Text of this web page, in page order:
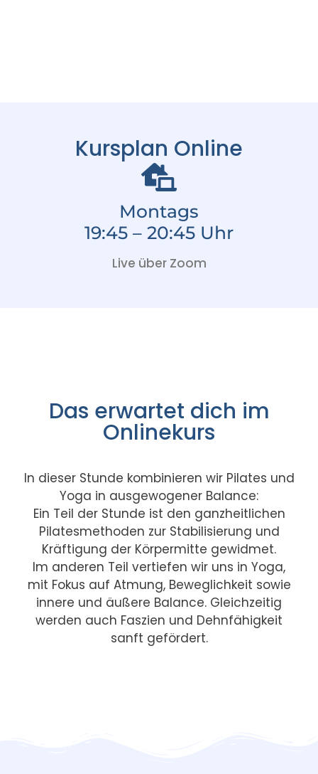
Kursplan Online
Montags
19:45 – 20:45 Uhr
Live über Zoom
Das erwartet dich im
Onlinekurs
In dieser Stunde kombinieren wir Pilates und
Yoga in ausgewogener Balance:
Ein Teil der Stunde ist den ganzheitlichen
Pilatesmethoden zur Stabilisierung und
Kräftigung der Körpermitte gewidmet.
Im anderen Teil vertiefen wir uns in Yoga,
mit Fokus auf Atmung, Beweglichkeit sowie
innere und äußere Balance. Gleichzeitig
werden auch Faszien und Dehnfähigkeit
sanft gefördert.